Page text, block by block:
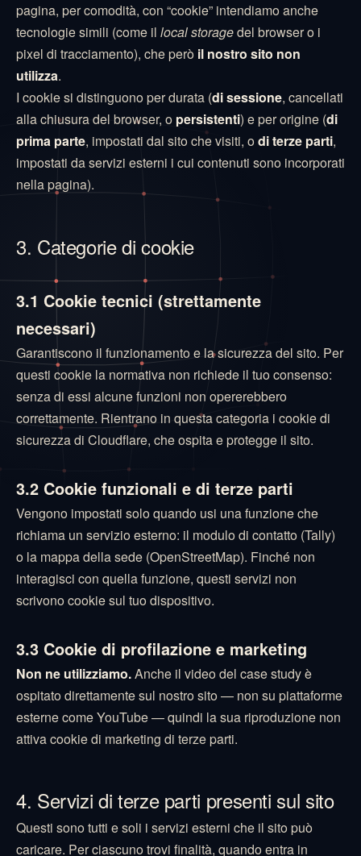
pagina, per comodità, con “cookie” intendiamo anche
tecnologie simili (come il local storagedel browser o i
pixel di tracciamento), che però il nostro sito non
utilizza.
I cookie si distinguono per durata (di sessione, cancellati
alla chiusura del browser, o persistenti) e per origine (di
prima parte, impostati dal sito che visiti, odi terze parti,
impostati da servizi esterni i cui contenuti sono incorporati
nella pagina).
3. Categorie di cookie
3.1 Cookie tecnici (strettamente
necessari)
Garantiscono il funzionamento e la sicurezza del sito. Per
questi cookie la normativa non richiede il tuo consenso:
senza di essi alcune funzioni non opererebbero
correttamente. Rientrano in questa categoria i cookie di
sicurezza di Cloudflare, che ospita e protegge il sito.
3.2 Cookie funzionali e di terze parti
Vengono impostati solo quando usi una funzione che
richiama un servizio esterno: il modulo di contatto (Tally)
o la mappa della sede (OpenStreetMap). Finché non
interagisci con quella funzione, questi servizi non
scrivono cookie sul tuo dispositivo.
3.3 Cookie di profilazione e marketing
Non ne utilizziamo.Anche il video del case study è
ospitato direttamente sul nostro sito — non su piattaforme
esterne come YouTube — quindi la sua riproduzione non
attiva cookie di marketing di terze parti.
4. Servizi di terze parti presenti sul sito
Questi sono tutti e soli i servizi esterni che il sito può
caricare. Per ciascuno trovi finalità, quando entra in